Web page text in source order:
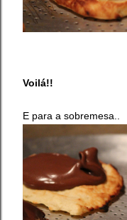
Voilá!!
E para a sobremesa..